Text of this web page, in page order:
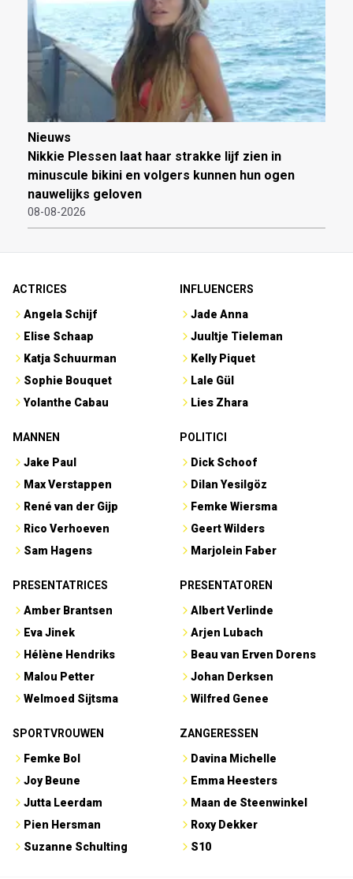
Nieuws
Nikkie Plessen laat haar strakke lijf zien in
minuscule bikini en volgers kunnen hun ogen
nauwelijks geloven
08-08-2026
ACTRICES
Angela Schijf
Elise Schaap
Katja Schuurman
Sophie Bouquet
Yolanthe Cabau
INFLUENCERS
Jade Anna
Juultje Tieleman
Kelly Piquet
Lale Gül
Lies Zhara
MANNEN
Jake Paul
Max Verstappen
René van der Gijp
Rico Verhoeven
Sam Hagens
POLITICI
Dick Schoof
Dilan Yesilgöz
Femke Wiersma
Geert Wilders
Marjolein Faber
PRESENTATRICES
Amber Brantsen
Eva Jinek
Hélène Hendriks
Malou Petter
Welmoed Sijtsma
PRESENTATOREN
Albert Verlinde
Arjen Lubach
Beau van Erven Dorens
Johan Derksen
Wilfred Genee
SPORTVROUWEN
Femke Bol
Joy Beune
Jutta Leerdam
Pien Hersman
Suzanne Schulting
ZANGERESSEN
Davina Michelle
Emma Heesters
Maan de Steenwinkel
Roxy Dekker
S10